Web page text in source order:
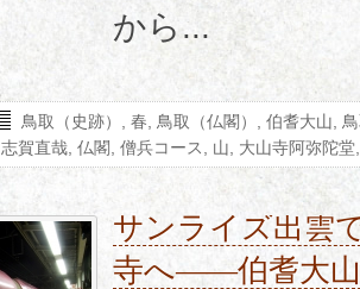
から...
鳥取（史跡） 春 鳥取（仏閣） 伯耆大山
志賀直哉 仏閣 僧兵コース 山 大山寺阿弥陀堂
サンライズ出雲
寺へ――伯耆大